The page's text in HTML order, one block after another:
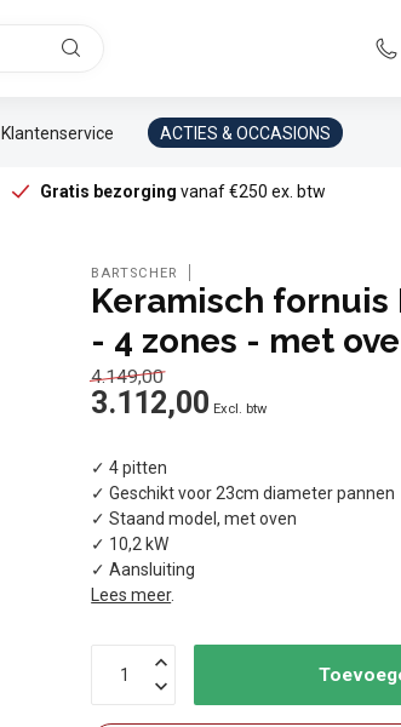
Klantenservice ACTIES & OCCASIONS
Gratis bezorging vanaf €250 ex. btw
BARTSCHER
Keramisch fornuis
- 4 zones - met
4.149,00
3.112,00 Excl. btw
✓ 4 pitten
✓ Geschikt voor 23cm diameter pannen
✓ Staand model, met oven
✓ 10,2 kW
✓ Aansluiting
Lees meer.